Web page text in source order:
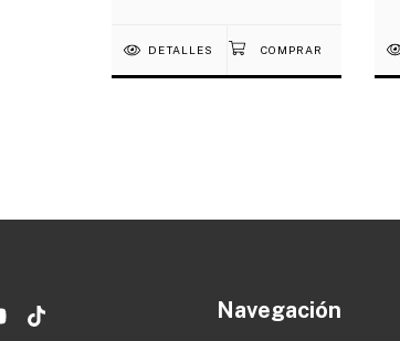
DETALLES
Navegación